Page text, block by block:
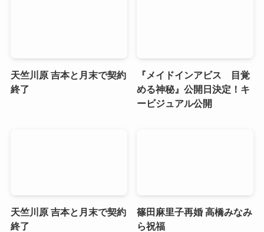
天竺川原 吉本と月末で契約
終了
『メイドインアビス 目覚
める神秘』公開日決定！キ
ービジュアル公開
天竺川原 吉本と月末で契約
終了
篠田麻里子再婚 高橋みなみ
ら祝福